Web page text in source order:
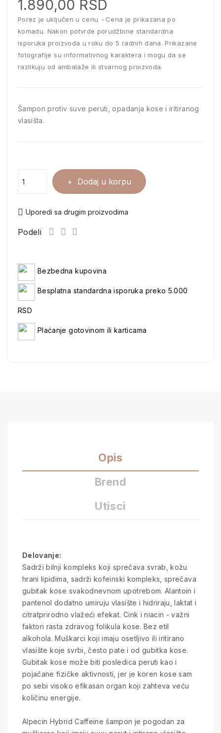
1.890,00 RSD
Porez je uključen u cenu
Cena je prikazana po
komadu. Nakon potvrde porudžbine standardna
isporuka proizvoda u roku do 5 radnih dana. Prikazane
fotografije su informativnog karaktera i mogu da se
razlikuju od ambalaže ili stvarnog proizvoda.
Šampon protiv suve peruti, opadanja kose i iritiranog
vlasišta.
Dodaj u korpu
Uporedi sa drugim proizvodima
Podeli
Bezbedna kupovina
Besplatna standardna isporuka preko 5.000
RSD
Plaćanje gotovinom ili karticama
Opis
Brend
Utisci
Delovanje:
Sadrži bilnji kompleks koji sprečava svrab, kožu
hrani lipidima, sadrži kofeinski kompleks, sprečava
gubitak kose svakodnevnom upotrebom. Alantoin i
pantenol dodatno umiruju vlasište i hidriraju, laktat i
citratprirodno vlažeći efekat. Cink i niacin - važni
faktori rasta zdravog folikula kose. Bez etil
alkohola. Muškarci koji imaju osetljivo ili iritirano
vlasište koje svrbi, često pate i od gubitka kose.
Gubitak kose može biti posledica peruti kao i
pojačane fizičke aktivnosti, jer je koren kose sam
po sebi visoko efikasan organ koji zahteva veću
količinu energije.
Alpecin Hybrid Caffeine šampon je pogodan za